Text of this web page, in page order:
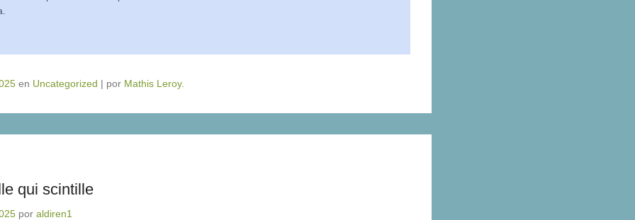
en Uncategorized | por Mathis Leroy.
qui scintille
por aldiren1